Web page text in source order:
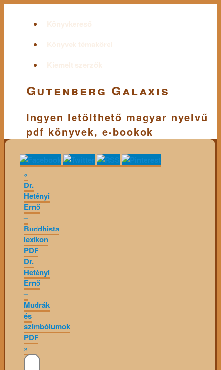
Könyvkereső
Könyvek témakörei
Kiemelt szerzők
Gutenberg Galaxis
Ingyen letölthető magyar nyelvű
pdf könyvek, e-bookok
«
Dr.
Hetényi
Ernő
–
Buddhista
lexikon
PDF
Dr.
Hetényi
Ernő
–
Mudrák
és
szimbólumok
PDF
»